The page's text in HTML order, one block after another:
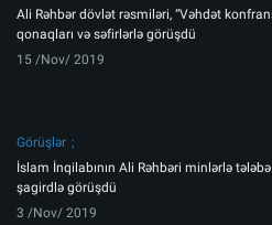
Ali Rəhbər dövlət rəsmiləri, “Vəhdət
qonaqları və səfirlərlə görüşdü
15 /Nov/ 2019
Görüşlər
İslam İnqilabının Ali Rəhbəri minlərlə
şagirdlə görüşdü
3 /Nov/ 2019